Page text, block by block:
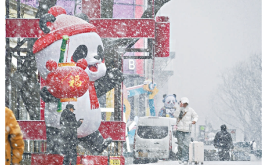
政策兑现 政策解读
决策公开 专题公开
政务服务
个人服务 法人服务 部门服务
便民服务 利企服务 投资项目